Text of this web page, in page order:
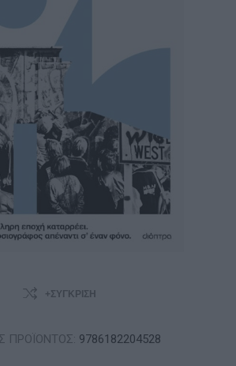
+ΣΎΓΚΡΙΣΗ
ΠΡΟΪΟΝΤΟΣ: 9786182204528